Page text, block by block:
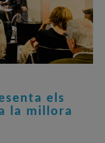
els
la millora